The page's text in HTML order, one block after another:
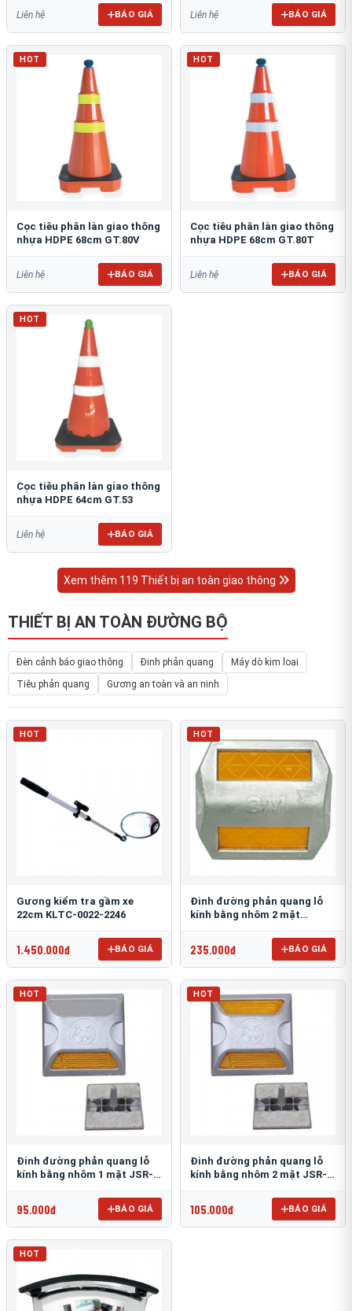
Liên hệ BÁO GIÁ Liên hệ BÁO GIÁ
HOT
Cọc tiêu phân làn giao thông
nhựa HDPE 68cm GT.80V
Liên hệ BÁO GIÁ
HOT
Cọc tiêu phân làn giao thông
nhựa HDPE 68cm GT.80T
Liên hệ BÁO GIÁ
HOT
Cọc tiêu phân làn giao thông
nhựa HDPE 64cm GT.53
Liên hệ BÁO GIÁ
Xem thêm 119 Thiết bị an toàn giao thông
THIẾT BỊ AN TOÀN ĐƯỜNG BỘ
Đèn cảnh báo giao thông Đinh phản quang
Máy dò kim loại
Tiêu phản quang
Gương an toàn và an ninh
HOT
Gương kiểm tra gầm xe
22cm KLTC-0022-2246
1.450.000đ BÁO GIÁ
HOT
Đinh đường phản quang lỗ
kính bằng nhôm 2 mặt
235.000đ BÁO GIÁ
HOT
Đinh đường phản quang lỗ
kính bằng nhôm 1 mặt JSR-
95.000đ BÁO GIÁ
HOT
Đinh đường phản quang lỗ
kính bằng nhôm 2 mặt JSR-
105.000đ BÁO GIÁ
HOT